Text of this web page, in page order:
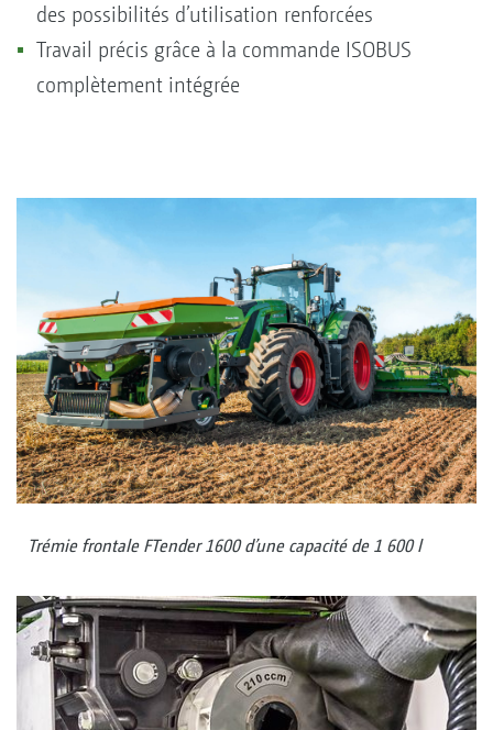
des possibilités d’utilisation renforcées
Travail précis grâce à la commande ISOBUS
complètement intégrée
Trémie frontale FTender 1600 d’une capacité de 1 600 l